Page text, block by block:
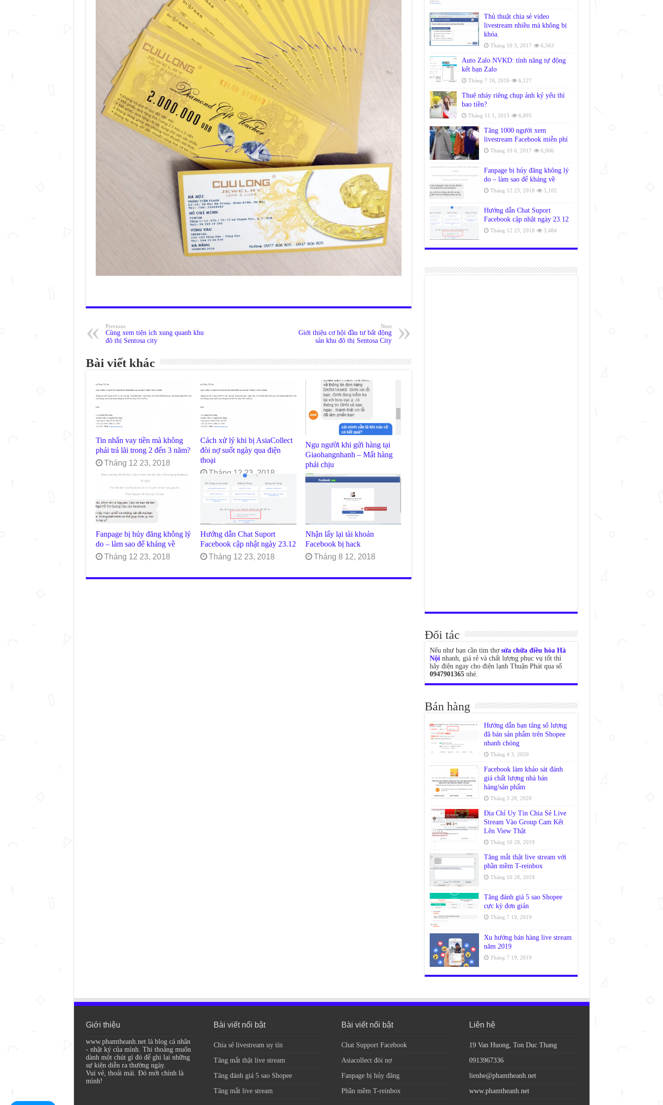
Previous
Cùng xem tiện ích xung quanh khu
đô thị Sentosa city
Next
Giới thiệu cơ hội đầu tư bất động
sản khu đô thị Sentosa City
Bài viết khác
Tin nhắn vay tiền mà không
phải trả lãi trong 2 đến 3 năm?
Tháng 12 23, 2018
Cách xử lý khi bị AsiaCollect
đòi nợ suốt ngày qua điện
thoại
Tháng 12 23, 2018
Ngu người khi gửi hàng tại
Giaohangnhanh – Mất hàng
phải chịu
Tháng 12 23, 2018
Fanpage bị hủy đăng không lý
do – làm sao để kháng về
Tháng 12 23, 2018
Hướng dẫn Chat Suport
Facebook cập nhật ngày 23.12
Tháng 12 23, 2018
Nhận lấy lại tài khoản
Facebook bị hack
Tháng 8 12, 2018
Thủ thuật chia sẻ video
livestream nhiều mà không bị
khóa.
Tháng 10 3, 2017 6,563
Auto Zalo NVKD: tính năng tự động
kết bạn Zalo
Tháng 7 16, 2016 6,127
Thuê nháy riêng chụp ảnh kỷ yếu thì
bao tiền?
Tháng 11 1, 2015 6,095
Tăng 1000 người xem
livestream Facebook miễn phí
Tháng 10 6, 2017 6,006
Fanpage bị hủy đăng không lý
do – làm sao để kháng về
Tháng 12 23, 2018 5,102
Hướng dẫn Chat Suport
Facebook cập nhật ngày 23.12
Tháng 12 23, 2018 3,484
Đối tác
Nếu như bạn cần tìm thợ sửa chữa điều hòa Hà
Nộinhanh, giá rẻ và chất lượng phục vụ tốt thì
hãy điện ngay cho điện lạnh Thuận Phát qua số
0947901365nhé.
Bán hàng
Hướng dẫn bạn tăng số lượng
đã bán sản phẩm trên Shopee
nhanh chóng
Tháng 4 3, 2020
Facebook làm khảo sát đánh
giá chất lượng nhà bán
hàng/sản phẩm
Tháng 3 28, 2020
Địa Chỉ Uy Tín Chia Sẻ Live
Stream Vào Group Cam Kết
Lên View Thật
Tháng 10 28, 2019
Tăng mắt thật live stream với
phần mềm T-reinbox
Tháng 10 28, 2019
Tăng đánh giá 5 sao Shopee
cực kỳ đơn giản
Tháng 7 19, 2019
Xu hướng bán hàng live stream
năm 2019
Tháng 7 19, 2019
Giới thiệu
www.phamtheanh.net là blog cá nhân
- nhật ký của mình. Thi thoảng muốn
dành một chút gì đó để ghi lại những
sự kiện diễn ra thường ngày.
Vui vẻ, thoải mái. Đó mới chính là
mình!
Bài viết nổi bật
Chia sẻ livestream uy tín
Tăng mắt thật live stream
Tăng đánh giá 5 sao Shopee
Tăng mắt live stream
Bài viết nổi bật
Chat Support Facebook
Asiacollect đòi nợ
Fanpage bị hủy đăng
Phần mềm T-reinbox
Liên hệ
19 Van Huong, Ton Duc Thang
0913967336
lienhe@phamtheanh.net
www.phamtheanh.net